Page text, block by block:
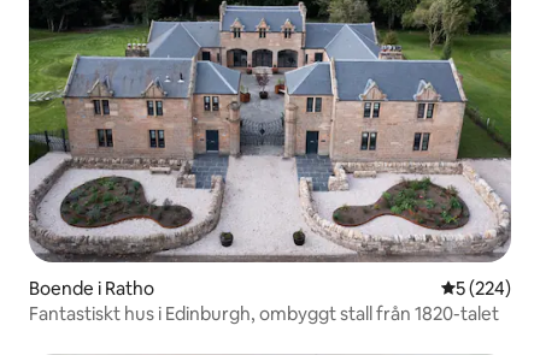
Boende i Ratho 5 av 5 i
5 (224)
Fantastiskt hus i Edinburgh, ombyggt stall från 1820-talet